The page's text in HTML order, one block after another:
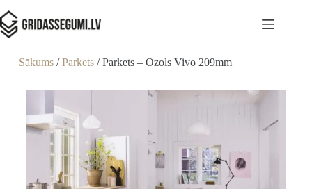
Sākums/Parkets/ Parkets – Ozols Vivo 209mm